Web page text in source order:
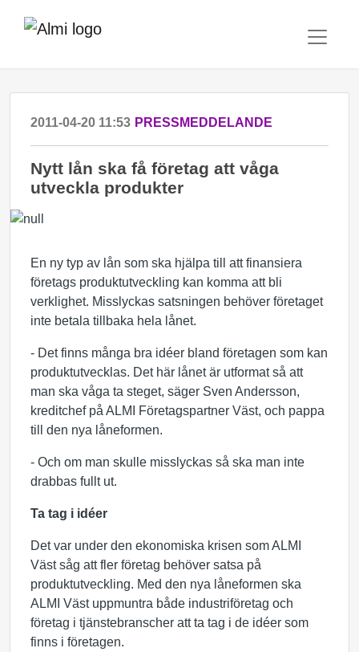
2011-04-20 11:53 PRESSMEDDELANDE
Nytt lån ska få företag att våga
utveckla produkter
En ny typ av lån som ska hjälpa till att finansiera
företags produktutveckling kan komma att bli
verklighet. Misslyckas satsningen behöver företaget
inte betala tillbaka hela lånet.
- Det finns många bra idéer bland företagen som kan
produktutvecklas. Det här lånet är utformat så att
man ska våga ta steget, säger Sven Andersson,
kreditchef på ALMI Företagspartner Väst, och pappa
till den nya låneformen.
- Och om man skulle misslyckas så ska man inte
drabbas fullt ut.
Ta tag i idéer
Det var under den ekonomiska krisen som ALMI
Väst såg att fler företag behöver satsa på
produktutveckling. Med den nya låneformen ska
ALMI Väst uppmuntra både industriföretag och
företag i tjänstebranscher att ta tag i de idéer som
finns i företagen.